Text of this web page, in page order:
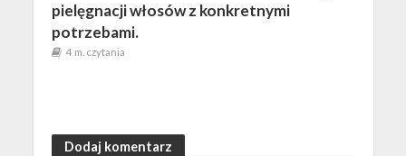
pielęgnacji włosów z konkretnymi
potrzebami.
4 m. czytania
Dodaj komentarz